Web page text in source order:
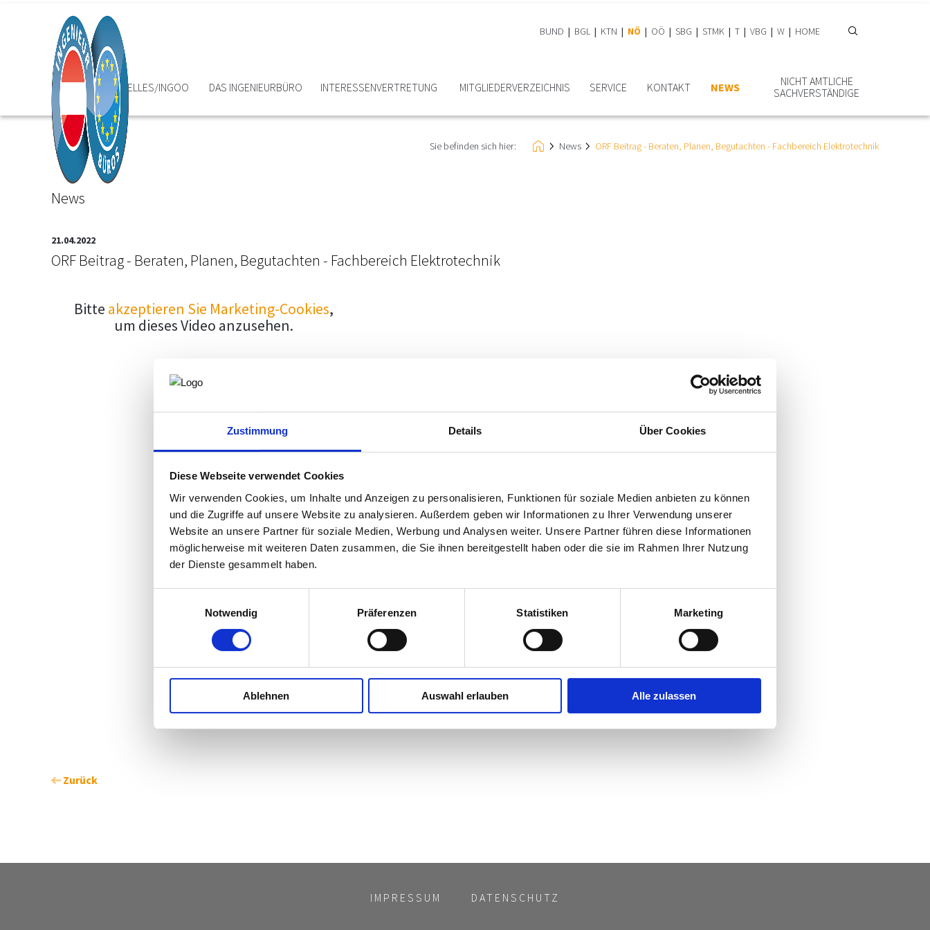
Zustimmung Details Über Cookies
Diese Webseite verwendet Cookies
Wir verwenden Cookies, um Inhalte und Anzeigen zu personalisieren, Funktionen für soziale Medien anbieten zu können
und die Zugriffe auf unsere Website zu analysieren. Außerdem geben wir Informationen zu Ihrer Verwendung unserer
Website an unsere Partner für soziale Medien, Werbung und Analysen weiter. Unsere Partner führen diese Informationen
möglicherweise mit weiteren Daten zusammen, die Sie ihnen bereitgestellt haben oder die sie im Rahmen Ihrer Nutzung
der Dienste gesammelt haben.
Notwendig
Präferenzen Statistiken Marketing
Ablehnen Auswahl erlauben Alle zulassen
BUND BGL KTN NÖ OÖ SBG STMK T VBG W HOME
HOME AKTUELLES/INGOO DAS INGENIEURBÜRO INTERESSEN­VERTRETUNG MITGLIEDER­VERZEICHNIS SERVICE KONTAKT NEWS
NICHT AMTLICHE
SACHVERSTÄNDIGE
Sie befinden sich hier: News ORF Beitrag - Beraten, Planen, Begutachten - Fachbereich Elektrotechnik
News
21.04.2022
ORF Beitrag - Beraten, Planen, Begutachten - Fachbereich Elektrotechnik
Bitte akzeptieren Sie Marketing-Cookies,
um dieses Video anzusehen.
Zurück
IMPRESSUM DATENSCHUTZ